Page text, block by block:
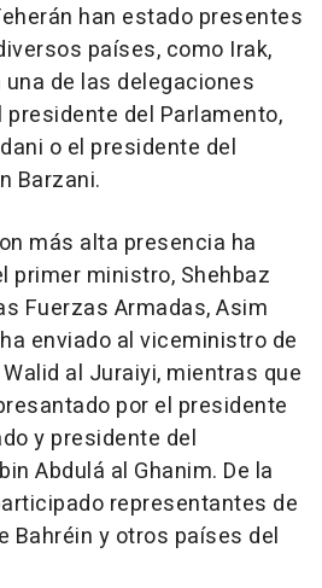
han estado presentes
países, como Irak,
de las delegaciones
del Parlamento,
o el presidente del
Barzani.
más alta presencia ha
primer ministro, Shehbaz
Fuerzas Armadas, Asim
enviado al viceministro de
al Juraiyi, mientras que
por el presidente
y presidente del
Abdulá al Ghanim. De la
representantes de
Bahréin y otros países del